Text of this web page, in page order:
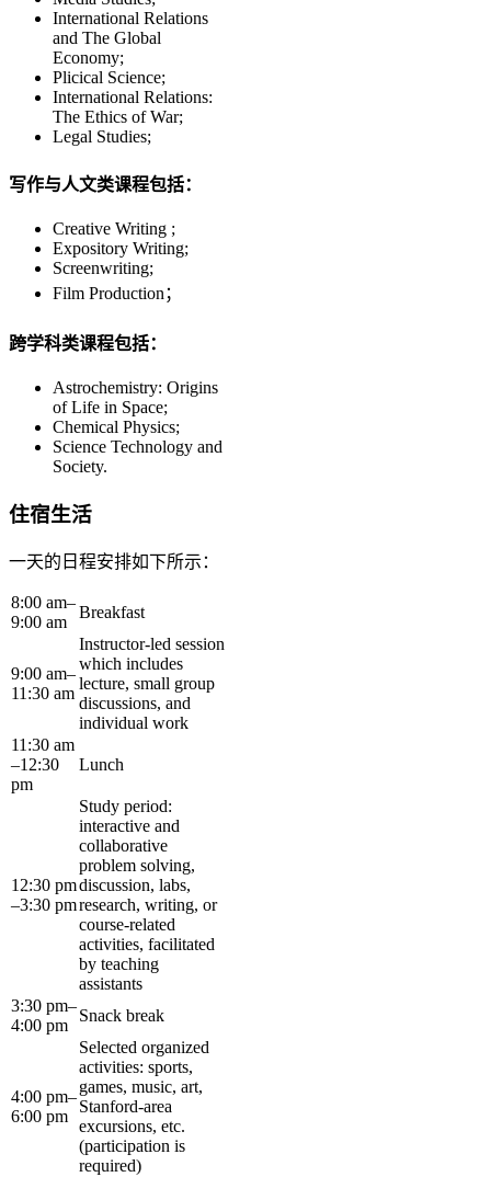
International Relations
and The Global
Economy;
Plicical Science;
International Relations:
The Ethics of War;
Legal Studies;
写作与人文类课程包括：
Creative Writing ;
Expository Writing;
Screenwriting;
Film Production；
跨学科类课程包括：
Astrochemistry: Origins
of Life in Space;
Chemical Physics;
Science Technology and
Society.
住宿生活
一天的日程安排如下所示：
8:00 am–
9:00 am
Breakfast
9:00 am–
11:30 am
Instructor-led session
which includes
lecture, small group
discussions, and
individual work
11:30 am
–12:30
pm
Lunch
12:30 pm
–3:30 pm
Study period:
interactive and
collaborative
problem solving,
discussion, labs,
research, writing, or
course-related
activities, facilitated
by teaching
assistants
3:30 pm–
4:00 pm
Snack break
4:00 pm–
6:00 pm
Selected organized
activities: sports,
games, music, art,
Stanford-area
excursions, etc.
(participation is
required)